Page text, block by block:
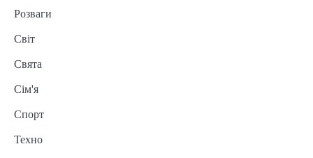
Розваги
Світ
Свята
Сім'я
Спорт
Техно